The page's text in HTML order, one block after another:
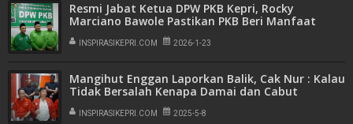
Resmi Jabat Ketua DPW PKB Kepri, Rocky
Marciano Bawole Pastikan PKB Beri Manfaat
Nyata Bagi Masyarakat
INSPIRASIKEPRI.COM 2026-1-23
Mangihut Enggan Laporkan Balik, Cak Nur : Kalau
Tidak Bersalah Kenapa Damai dan Cabut
Laporan
INSPIRASIKEPRI.COM 2025-5-8